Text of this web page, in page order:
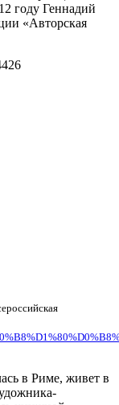
году Геннадий
«Авторская
в Риме, живет в